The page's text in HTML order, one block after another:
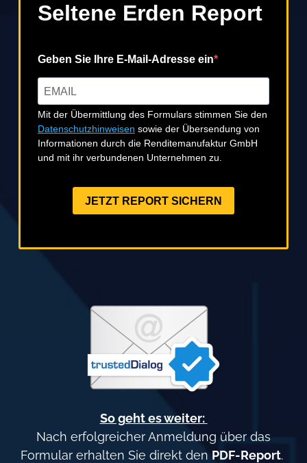
Seltene Erden Report
Geben Sie Ihre E-Mail-Adresse ein
Mit der Übermittlung des Formulars stimmen Sie den
Datenschutzhinweisen sowie der Übersendung von
Informationen durch die Renditemanufaktur GmbH
und mit ihr verbundenen Unternehmen zu.
JETZT REPORT SICHERN
So geht es weiter:
Nach erfolgreicher Anmeldung über das
Formular erhalten Sie direkt den PDF-Report.